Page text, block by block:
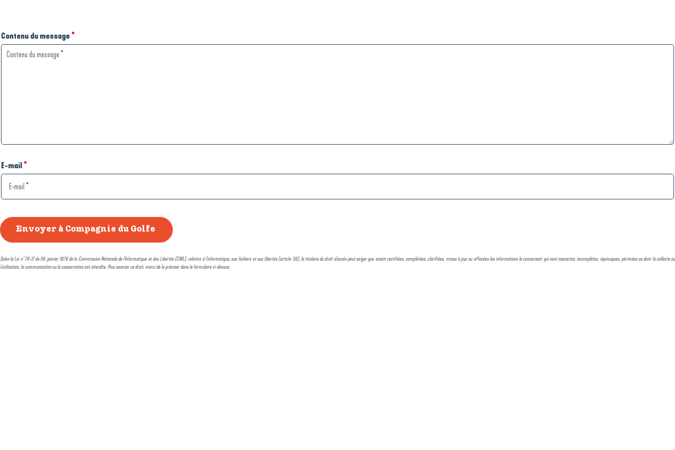
Contenu du message *
E-mail *
Selon la Loi n° 78-17 du 06 janvier 1978 de la Commission Nationale de l'Informatique et des Libertés (CNIL), relative à l'informatique, aux fichiers et aux libertés (article 36), le titulaire du droit d'accès peut exiger que soient rectifiées, complétées, clarifiées, mises à jour ou effacées les informations le concernant qui sont inexactes, incomplètes, équivoques, périmées ou dont la collecte ou
l'utilisation, la communication ou la conservation est interdite. Pour exercer ce droit, merci de le préciser dans le formulaire ci-dessus.